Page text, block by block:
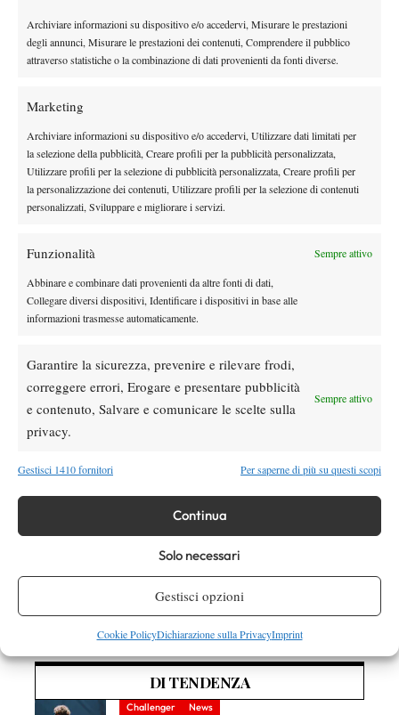
Archiviare informazioni su dispositivo e/o accedervi, Misurare le prestazioni
degli annunci, Misurare le prestazioni dei contenuti, Comprendere il pubblico
attraverso statistiche o la combinazione di dati provenienti da fonti diverse.
Marketing
Archiviare informazioni su dispositivo e/o accedervi, Utilizzare dati limitati per
la selezione della pubblicità, Creare profili per la pubblicità personalizzata,
Utilizzare profili per la selezione di pubblicità personalizzata, Creare profili per
la personalizzazione dei contenuti, Utilizzare profili per la selezione di contenuti
personalizzati, Sviluppare e migliorare i servizi.
Funzionalità Sempre attivo
Abbinare e combinare dati provenienti da altre fonti di dati,
Collegare diversi dispositivi, Identificare i dispositivi in base alle
informazioni trasmesse automaticamente.
Garantire la sicurezza, prevenire e rilevare frodi,
correggere errori, Erogare e presentare pubblicità
e contenuto, Salvare e comunicare le scelte sulla
privacy.
Sempre attivo
Gestisci 1410 fornitori Per saperne di più su questi scopi
Continua
Solo necessari
Gestisci opzioni
Cookie PolicyDichiarazione sulla PrivacyImprint
raggiunge un magistrale livello di recitazione, che gli è valso
l’Oscar, in una storia entusiasmante sulle due tenniste più forti
due campionesse, donne e sorelle, che hanno riscritto tutti i
Borg McEnroe
Questo è uno dei testa a testa più entusiasmanti di sempre, che
narra di 14 scontri fra questi due tennisti e di uno score di 7 a 7,
e fuori due personalità antitetiche: la freddezza di Borg contro il
l’era del cinema ma anche quella del tennis, mettendo in risalto
due assi di questo sport.
Emma Stone e Steve Carrell interpretano rispettivamente Billie
Jean King e Bobby Riggs, protagonisti di una battaglia epica che
ha segnato la storia del tennis. La sfida è stata davvero una
“battaglia fra i sessi”, perché la King era una ferma sostenitrice
della parità fra uomo e donna, mentre Bobby aveva una
copione fedele a quanto avvenne nella realtà. Una pellicola
ancora attuale sulla battaglia per la parità dei sessi, anche se è
ambientata circa cinquanta anni fa.
DI TENDENZA
Challenger News